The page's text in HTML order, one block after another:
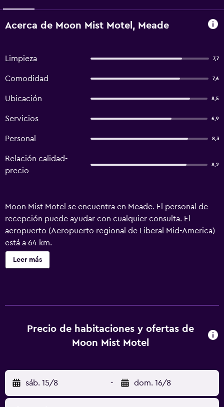
Acerca de Moon Mist Motel, Meade
Limpieza 7,7
Comodidad 7,6
Ubicación 8,5
Servicios 6,9
Personal 8,3
Relación calidad-
precio
8,2
Moon Mist Motel se encuentra en Meade. El personal de
recepción puede ayudar con cualquier consulta. El
aeropuerto (Aeropuerto regional de Liberal Mid-America)
está a 64 km.
Leer más
Precio de habitaciones y ofertas de
Moon Mist Motel
sáb. 15/8 - dom. 16/8